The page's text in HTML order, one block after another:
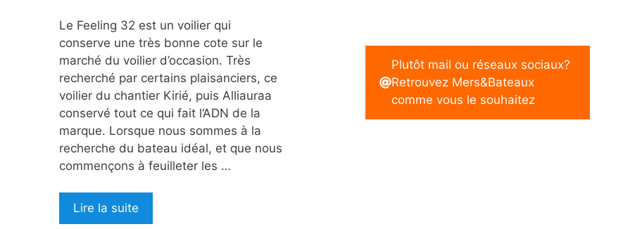
Le Feeling 32 est un voilier qui
conserve une très bonne cote sur le
marché du voilier d’occasion. Très
recherché par certains plaisanciers, ce
voilier du chantier Kirié, puis Alliauraa
conservé tout ce qui fait l‘ADN de la
marque. Lorsque nous sommes à la
recherche du bateau idéal, et que nous
commençons à feuilleter les …
Lire la suite
Plutôt mail ou réseaux sociaux?
Retrouvez Mers&Bateaux
comme vous le souhaitez